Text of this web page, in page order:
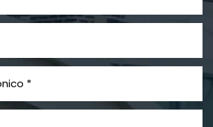
Exposición